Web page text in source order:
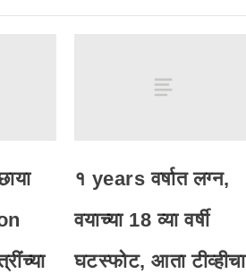
१ years वर्षात लग्न,
वयाच्या 18 व्या वर्षी
घटस्फोट, आता टीव्हीचा